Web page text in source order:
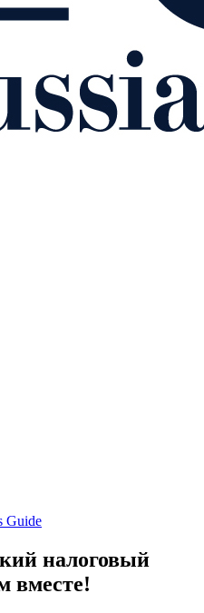
Guide
налоговый
вместе!